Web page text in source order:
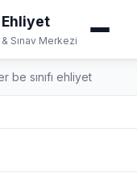
Sınav Merkezi
be sınıfı ehliyet